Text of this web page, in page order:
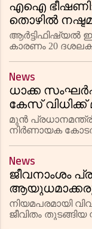
ആരംഭിക്കും.
എഐ ഭീഷണി:
തൊഴിൽ
ആർട്ടിഫിഷ്യൽ
കാരണം 20
News
ധാക്ക
കേസ് വിധിക്ക്
മുൻ
നിർണായക
കണ്ടാലുടൻ
News
ജീവനാംശം
വീട്ടുകാരുടെ
മദ്രാസ്
നിയമപരമായി
ജീവിതം